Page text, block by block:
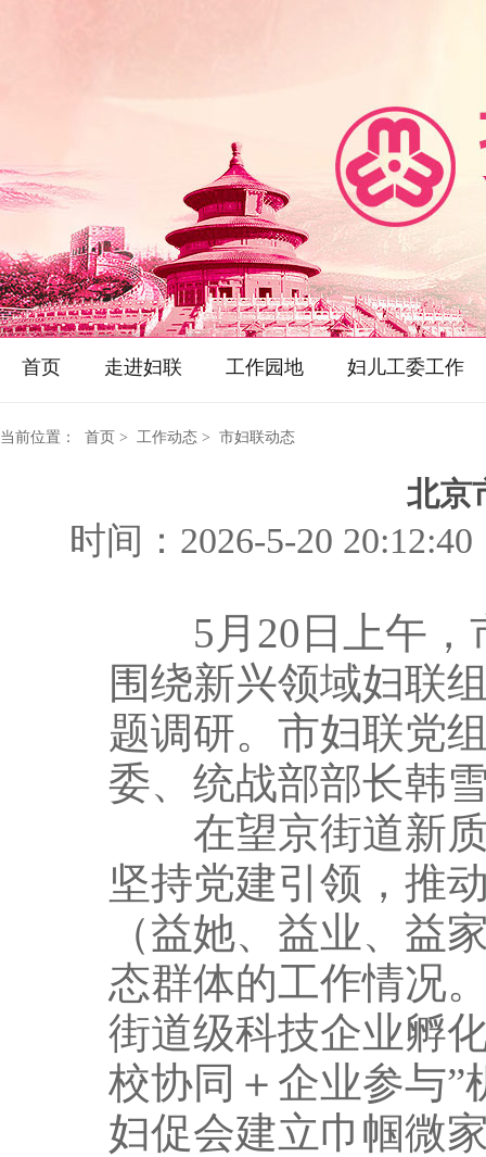
首页 走进妇联 工作园地 妇儿工委工作
当前位置： 首页 > 工作动态 > 市妇联动态
北京
时间：2026-5-20
5月20日上午，
围绕新兴领域妇联
题调研。市妇联党
委、统战部部长韩
在望京街道新质
坚持党建引领，推
（益她、益业、益
态群体的工作情况
街道级科技企业孵
校协同＋企业参与”
妇促会建立巾帼微